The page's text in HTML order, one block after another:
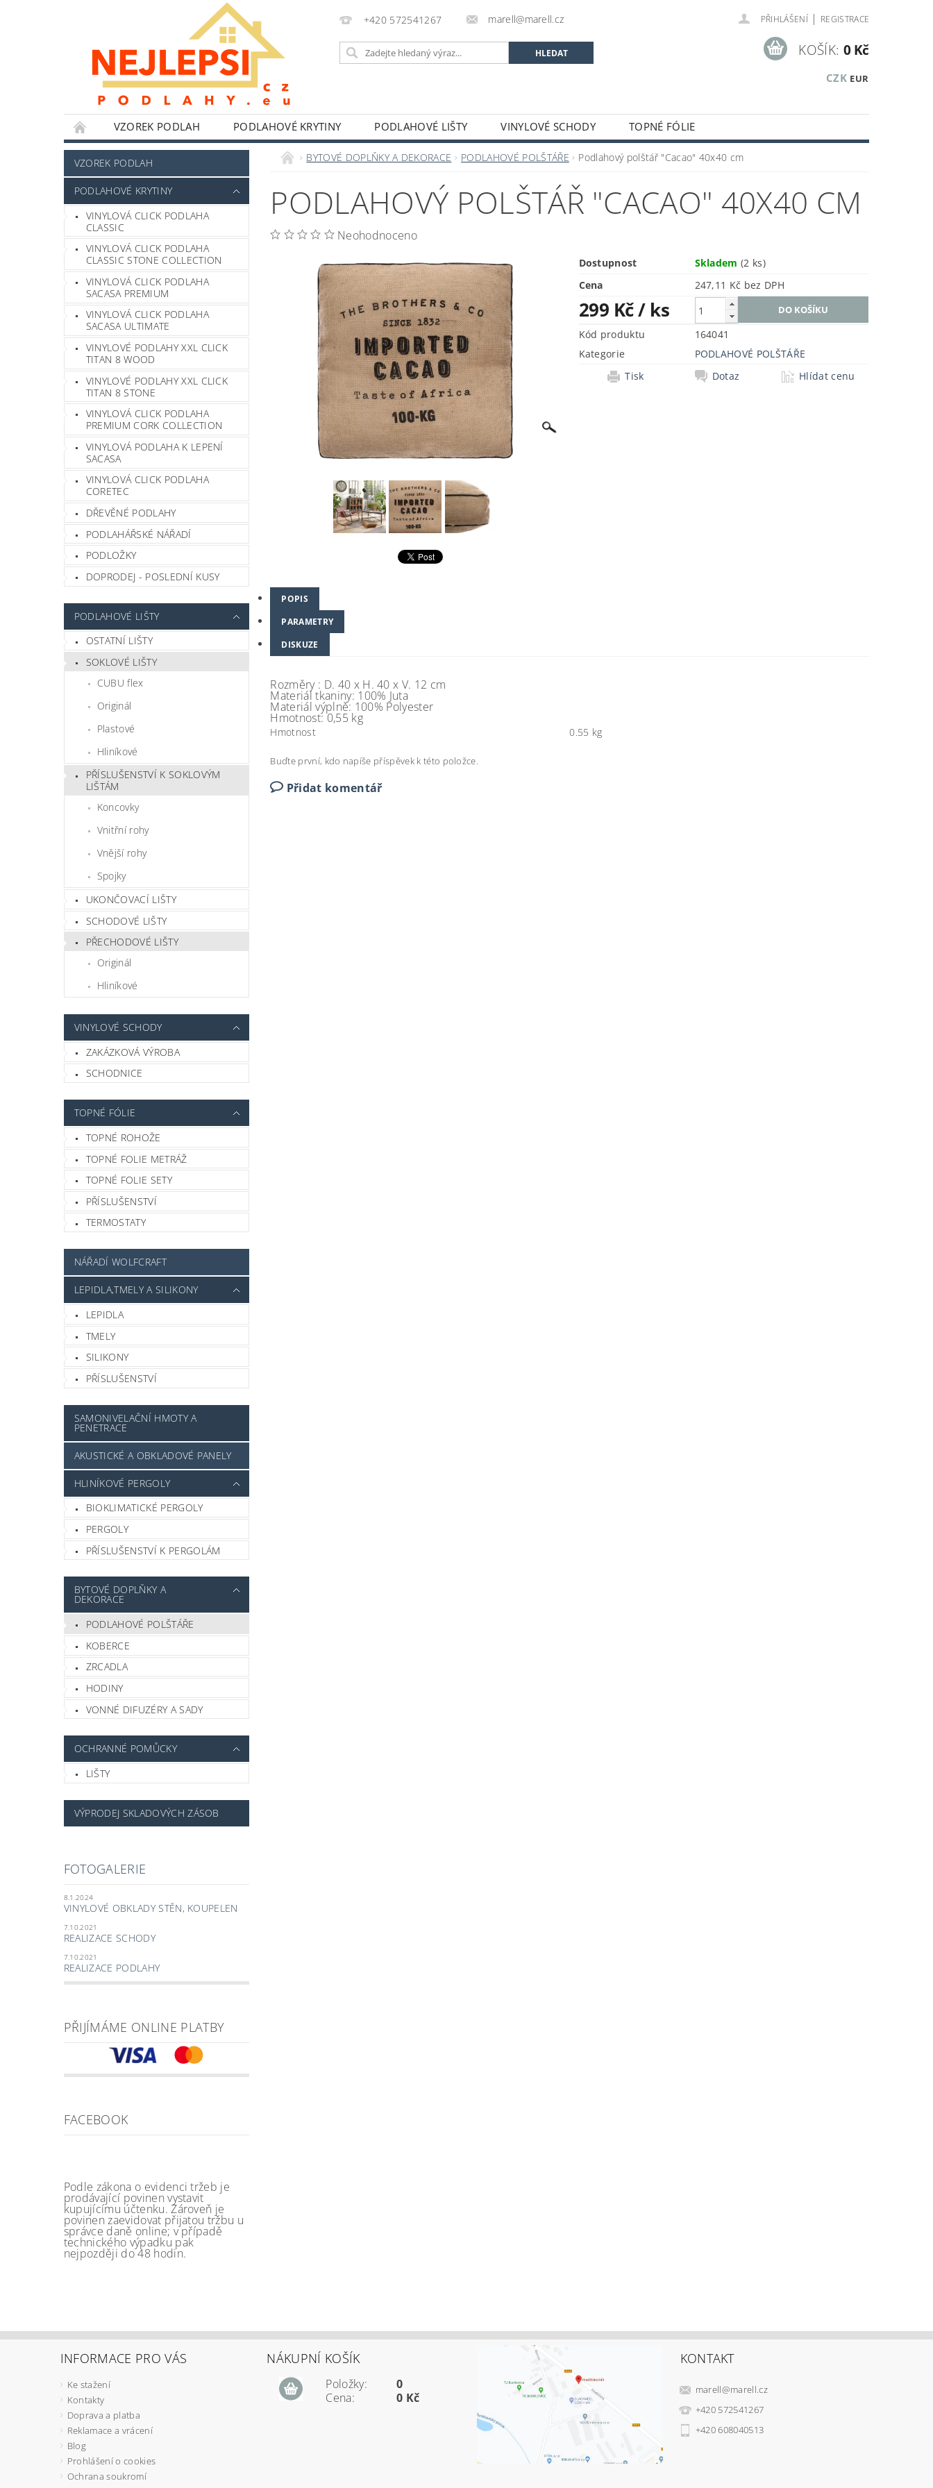
+420 572541267 marell@marell.cz PŘIHLÁŠENÍ | REGISTRACE
CZK EUR
KOŠÍK: 0 Kč
VZOREK PODLAH PODLAHOVÉ KRYTINY PODLAHOVÉ LIŠTY VINYLOVÉ SCHODY
TOPNÉ FÓLIE
NÁŘADÍ WOLFCRAFT
LEPIDLA,TMELY A SILIKONY SAMONIVELAČNÍ HMOTY A PENETRACE
AKUSTICKÉ A OBKLADOVÉ PANELY
HLINÍKOVÉ PERGOLY
BYTOVÉ DOPLŇKY A DEKORACE
POKYNY K INSTALACI
BLOG FOTOGALERIE
VZOREK PODLAH
PODLAHOVÉ KRYTINY
VINYLOVÁ CLICK PODLAHA
CLASSIC
VINYLOVÁ CLICK PODLAHA
CLASSIC STONE COLLECTION
VINYLOVÁ CLICK PODLAHA
SACASA PREMIUM
VINYLOVÁ CLICK PODLAHA
SACASA ULTIMATE
VINYLOVÉ PODLAHY XXL CLICK
TITAN 8 WOOD
VINYLOVÉ PODLAHY XXL CLICK
TITAN 8 STONE
VINYLOVÁ CLICK PODLAHA
PREMIUM CORK COLLECTION
VINYLOVÁ PODLAHA K LEPENÍ
SACASA
VINYLOVÁ CLICK PODLAHA
CORETEC
DŘEVĚNÉ PODLAHY
PODLAHÁŘSKÉ NÁŘADÍ
PODLOŽKY
DOPRODEJ - POSLEDNÍ KUSY
PODLAHOVÉ LIŠTY
OSTATNÍ LIŠTY
SOKLOVÉ LIŠTY
CUBU flex
Originál
Plastové
Hliníkové
PŘÍSLUŠENSTVÍ K SOKLOVÝM
LIŠTÁM
Koncovky
Vnitřní rohy
Vnější rohy
Spojky
UKONČOVACÍ LIŠTY
SCHODOVÉ LIŠTY
PŘECHODOVÉ LIŠTY
Originál
Hliníkové
VINYLOVÉ SCHODY
ZAKÁZKOVÁ VÝROBA
SCHODNICE
TOPNÉ FÓLIE
TOPNÉ ROHOŽE
TOPNÉ FOLIE METRÁŽ
TOPNÉ FOLIE SETY
PŘÍSLUŠENSTVÍ
TERMOSTATY
NÁŘADÍ WOLFCRAFT
LEPIDLA,TMELY A SILIKONY
LEPIDLA
TMELY
SILIKONY
PŘÍSLUŠENSTVÍ
SAMONIVELAČNÍ HMOTY A
PENETRACE
AKUSTICKÉ A OBKLADOVÉ PANELY
HLINÍKOVÉ PERGOLY
BIOKLIMATICKÉ PERGOLY
PERGOLY
PŘÍSLUŠENSTVÍ K PERGOLÁM
BYTOVÉ DOPLŇKY A
DEKORACE
PODLAHOVÉ POLŠTÁŘE
KOBERCE
ZRCADLA
HODINY
VONNÉ DIFUZÉRY A SADY
OCHRANNÉ POMŮCKY
LIŠTY
VÝPRODEJ SKLADOVÝCH ZÁSOB
FOTOGALERIE
8.1.2024
VINYLOVÉ OBKLADY STĚN, KOUPELEN
7.10.2021
REALIZACE SCHODY
7.10.2021
REALIZACE PODLAHY
PŘIJÍMÁME ONLINE PLATBY
FACEBOOK
Podle zákona o evidenci tržeb je
prodávající povinen vystavit
kupujícímu účtenku. Zároveň je
povinen zaevidovat přijatou tržbu u
správce daně online; v případě
technického výpadku pak
nejpozději do 48 hodin.
BYTOVÉ DOPLŇKY A DEKORACE PODLAHOVÉ POLŠTÁŘE Podlahový polštář "Cacao" 40x40 cm
PODLAHOVÝ POLŠTÁŘ "CACAO" 40X40 CM
Neohodnoceno
Dostupnost Skladem(2 ks)
Cena
247,11 Kč bez DPH
299 Kč/ ks
Kód produktu
164041
Kategorie
PODLAHOVÉ POLŠTÁŘE
Tisk
Dotaz Hlídat cenu
POPIS
PARAMETRY
DISKUZE
Rozměry : D. 40 x H. 40 x V. 12 cm
Materiál tkaniny: 100% Juta
Materiál výplně: 100% Polyester
Hmotnost: 0,55 kg
Hmotnost 0.55 kg
Buďte první, kdo napíše příspěvek k této položce.
Přidat komentář
INFORMACE PRO VÁS
Ke stažení
Kontakty
Doprava a platba
Reklamace a vrácení
Blog
Prohlášení o cookies
Ochrana soukromí
NÁKUPNÍ KOŠÍK
Položky:
Cena:
0
0 Kč
KONTAKT
marell@marell.cz
+420 572541267
+420 608040513